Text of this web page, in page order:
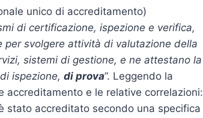
unico di accreditamento)
di certificazione, ispezione e verifica,
svolgere attività di valutazione della
sistemi di gestione, e ne attestano la
ispezione, di prova”. Leggendo la
accreditamento e le relative correlazioni:
stato accreditato secondo una specifica